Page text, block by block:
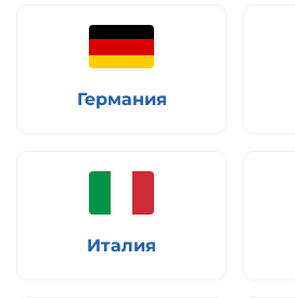
Германия
Италия